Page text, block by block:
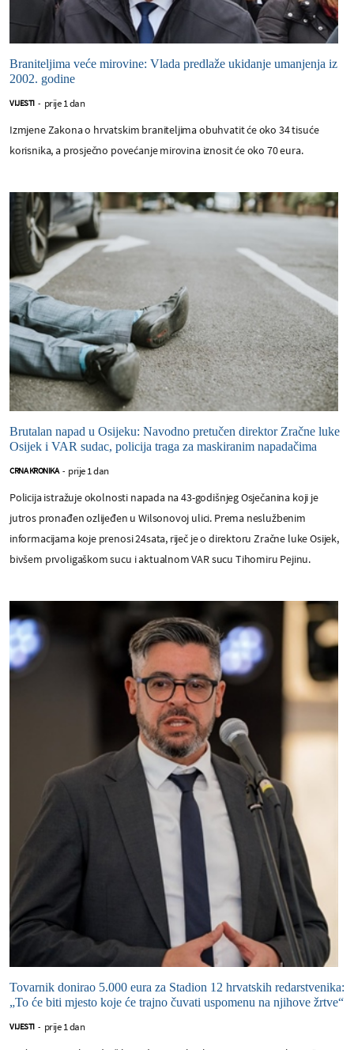
Braniteljima veće mirovine: Vlada predlaže ukidanje umanjenja iz
2002. godine
VIJESTI - prije 1 dan
Izmjene Zakona o hrvatskim braniteljima obuhvatit će oko 34 tisuće
korisnika, a prosječno povećanje mirovina iznosit će oko 70 eura.
Brutalan napad u Osijeku: Navodno pretučen direktor Zračne luke
Osijek i VAR sudac, policija traga za maskiranim napadačima
CRNA KRONIKA - prije 1 dan
Policija istražuje okolnosti napada na 43-godišnjeg Osječanina koji je
jutros pronađen ozlijeđen u Wilsonovoj ulici. Prema neslužbenim
informacijama koje prenosi 24sata, riječ je o direktoru Zračne luke Osijek,
bivšem prvoligaškom sucu i aktualnom VAR sucu Tihomiru Pejinu.
Tovarnik donirao 5.000 eura za Stadion 12 hrvatskih redarstvenika:
„To će biti mjesto koje će trajno čuvati uspomenu na njihove žrtve“
VIJESTI - prije 1 dan